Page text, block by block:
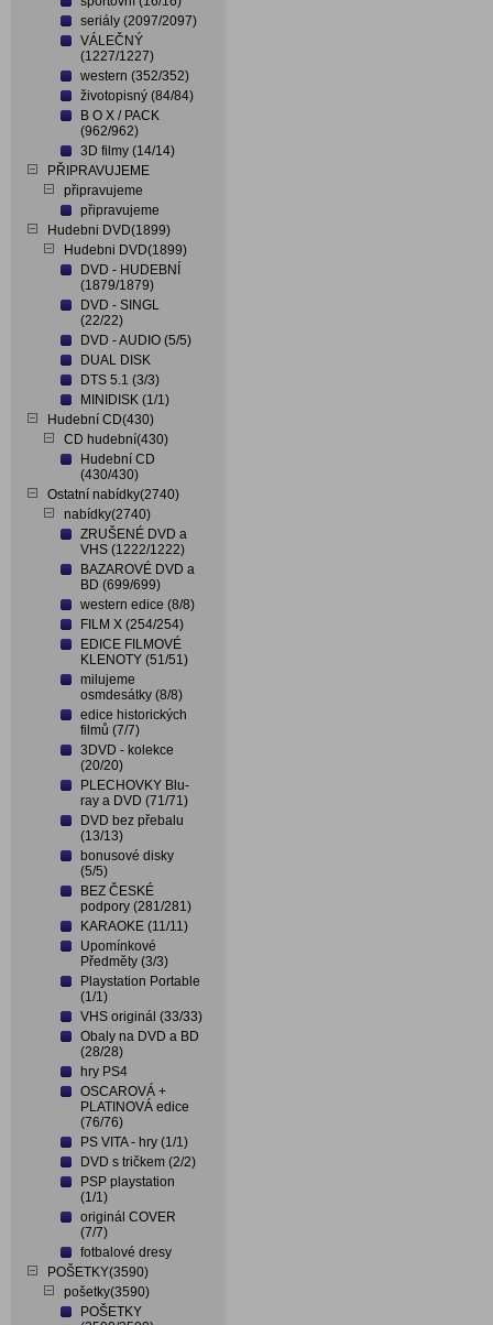
seriály (2097/2097)
VÁLEČNÝ
(1227/1227)
western (352/352)
životopisný (84/84)
B O X / PACK
(962/962)
3D filmy (14/14)
PŘIPRAVUJEME
připravujeme
připravujeme
Hudebni DVD(1899)
Hudebni DVD(1899)
DVD - HUDEBNÍ
(1879/1879)
DVD - SINGL
(22/22)
DVD - AUDIO (5/5)
DUAL DISK
DTS 5.1 (3/3)
MINIDISK (1/1)
Hudební CD(430)
CD hudební(430)
Hudební CD
(430/430)
Ostatní nabídky(2740)
nabídky(2740)
ZRUŠENÉ DVD a
VHS (1222/1222)
BAZAROVÉ DVD a
BD (699/699)
western edice (8/8)
FILM X (254/254)
EDICE FILMOVÉ
KLENOTY (51/51)
milujeme
osmdesátky (8/8)
edice historických
filmů (7/7)
3DVD - kolekce
(20/20)
PLECHOVKY Blu-
ray a DVD (71/71)
DVD bez přebalu
(13/13)
bonusové disky
(5/5)
BEZ ČESKÉ
podpory (281/281)
KARAOKE (11/11)
Upomínkové
Předměty (3/3)
Playstation Portable
(1/1)
VHS originál (33/33)
Obaly na DVD a BD
(28/28)
hry PS4
OSCAROVÁ +
PLATINOVÁ edice
(76/76)
PS VITA - hry (1/1)
DVD s tričkem (2/2)
PSP playstation
(1/1)
originál COVER
(7/7)
fotbalové dresy
POŠETKY(3590)
pošetky(3590)
POŠETKY